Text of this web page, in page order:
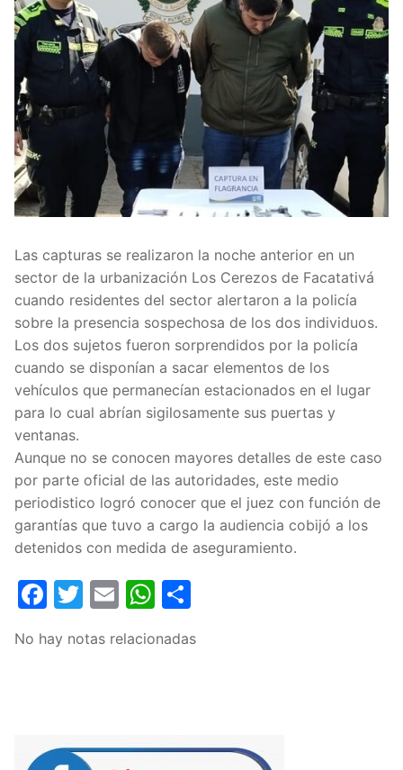
Las capturas se realizaron la noche anterior en un
sector de la urbanización Los Cerezos de Facatativá
cuando residentes del sector alertaron a la policía
sobre la presencia sospechosa de los dos individuos.
Los dos sujetos fueron sorprendidos por la policía
cuando se disponían a sacar elementos de los
vehículos que permanecían estacionados en el lugar
para lo cual abrían sigilosamente sus puertas y
ventanas.
Aunque no se conocen mayores detalles de este caso
por parte oficial de las autoridades, este medio
periodistico logró conocer que el juez con función de
garantías que tuvo a cargo la audiencia cobijó a los
detenidos con medida de aseguramiento.
Facebook
Twitter
EmailWhatsApp
No hay notas relacionadas